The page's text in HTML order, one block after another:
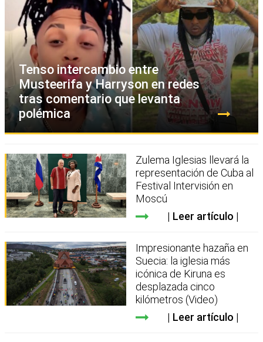
Tenso intercambio entre
Musteerifa y Harryson en redes
tras comentario que levanta
polémica
Zulema Iglesias llevará la
representación de Cuba al
Festival Intervisión en
Moscú
Leer artículo
Impresionante hazaña en
Suecia: la iglesia más
icónica de Kiruna es
desplazada cinco
kilómetros (Video)
Leer artículo